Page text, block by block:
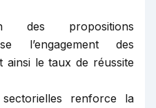
des propositions
l’engagement des
ainsi le taux de réussite
renforce la